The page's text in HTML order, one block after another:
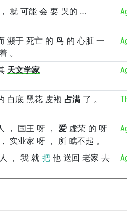
， 就 可能 会 要 哭的 …
濒于 死亡 的 鸟 的 心脏 一
。
天文学家
白底 黑花 皮袍 占满 了 。
， 国王 呀 ， 爱 虚荣 的 呀
， 实业家 呀 ， 所 瞧不起 。
人 ， 我 就 把 他 送回 老家 去